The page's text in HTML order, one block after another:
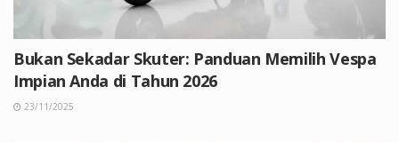
Bukan Sekadar Skuter: Panduan Memilih Vespa
Impian Anda di Tahun 2026
23/11/2025